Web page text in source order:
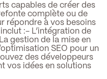
capables de créer des
complète ou de
répondre à vos besoins
:- L’intégration de
gestion de la mise en
SEO pour un
des développeurs
vos idées en solutions